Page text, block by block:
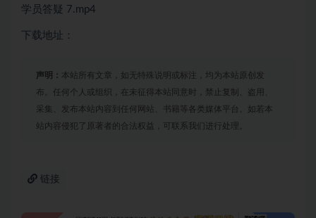
学员答疑 7.mp4
下载地址：
声明： 本站所有文章，如无特殊说明或标注，均为本站原创发
布。任何个人或组织，在未征得本站同意时，禁止复制、盗用、
采集、发布本站内容到任何网站、书籍等各类媒体平台。如若本
站内容侵犯了原著者的合法权益，可联系我们进行处理。
链接